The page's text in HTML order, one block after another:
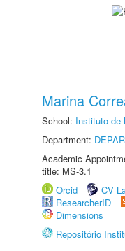
Marina
School: Instituto de
Department:
Academic
title: MS-3.1
Orcid
CV
ResearcherID
Dimensions
Repositório